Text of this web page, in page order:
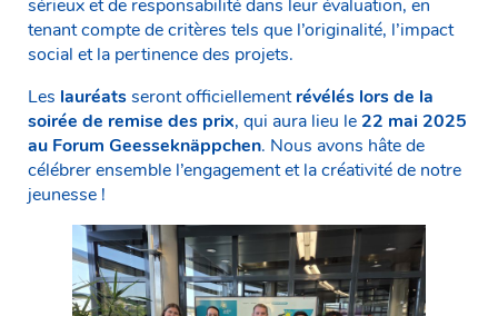
sérieux et de responsabilité dans leur évaluation, en
tenant compte de critères tels que l’originalité, l’impact
social et la pertinence des projets.
Les lauréatsseront officiellementrévélés lors de la
soirée de remise des prix, qui aura lieu le 22 mai 2025
au Forum Geesseknäppchen. Nous avons hâte de
célébrer ensemble l’engagement et la créativité de notre
jeunesse !